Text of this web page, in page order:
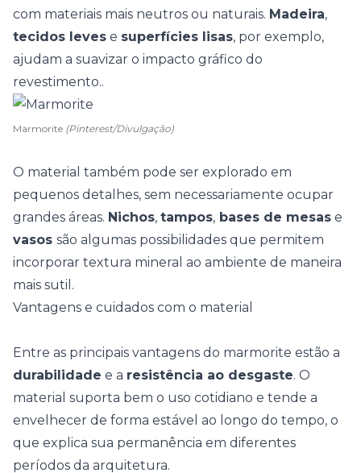
com materiais mais neutros ou naturais. Madeira,
tecidos leves e superfícies lisas, por exemplo,
ajudam a suavizar o impacto gráfico do
revestimento..
Marmorite (Pinterest/Divulgação)
O material também pode ser explorado em
pequenos detalhes, sem necessariamente ocupar
grandes áreas. Nichos, tampos, bases de mesas e
vasos são algumas possibilidades que permitem
incorporar textura mineral ao ambiente de maneira
mais sutil.
Vantagens e cuidados com o material
Entre as principais vantagens do marmorite estão a
durabilidade e a resistência ao desgaste. O
material suporta bem o uso cotidiano e tende a
envelhecer de forma estável ao longo do tempo, o
que explica sua permanência em diferentes
períodos da arquitetura.